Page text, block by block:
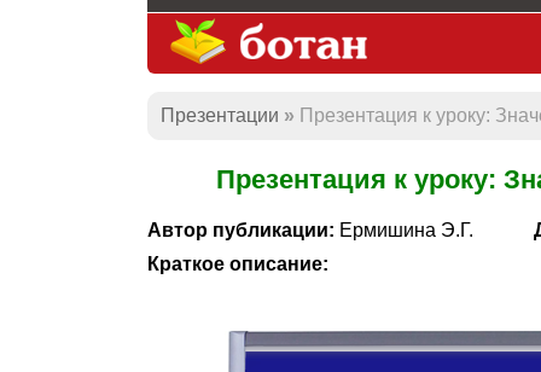
Презентации Презентация к уроку:
Презентация к уроку:
Автор публикации: Ермишина Э.Г.
Краткое описание: